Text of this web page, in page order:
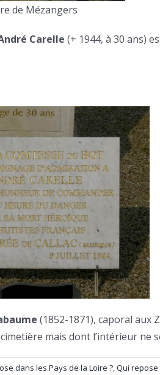
de Mézangers
Carelle (+ 1944, à 30 ans)
(1852-1871), caporal aux
mais dont l’intérieur ne
dans les Pays de la Loire ?,Qui repose